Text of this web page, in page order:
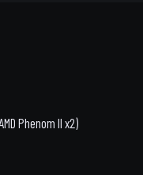
Phenom II x2)